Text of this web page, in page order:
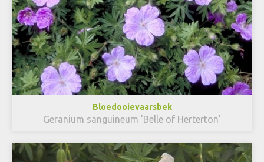
Bloedooievaarsbek
Geranium sanguineum 'Belle of Herterton'